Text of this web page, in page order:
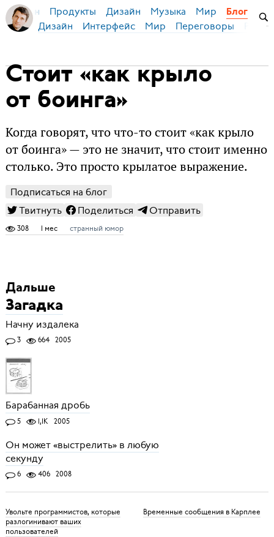
Бирман Продукты Дизайн Музыка Мир Блог
Дизайн Интерфейс Мир Переговоры
Cтоит «как крыло
от боинга»
Когда говорят, что что-то стоит «как крыло
от боинга» — это не значит, что стоит именно
столько. Это просто крылатое выражение.
Подписаться на блог
Твитнуть
Поделиться Отправить
308 1 мес странный юмор
Дальше
Загадка
Начну издалека
3 664 2005
Барабанная дробь
5 1,1K 2005
Он может «выстрелить» в любую
секунду
6 406 2008
Увольте программистов, которые
разлогинивают ваших
пользователей
Временные сообщения в Карплее